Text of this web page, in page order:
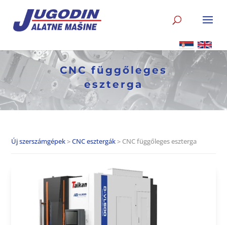
CNC függőleges
eszterga
Új szerszámgépek>CNC esztergák> CNC függőleges eszterga